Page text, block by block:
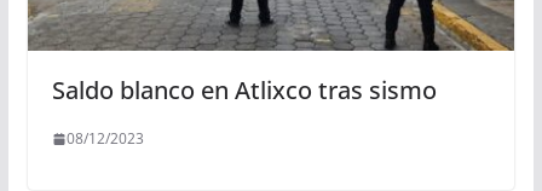
Saldo blanco en Atlixco tras sismo
08/12/2023